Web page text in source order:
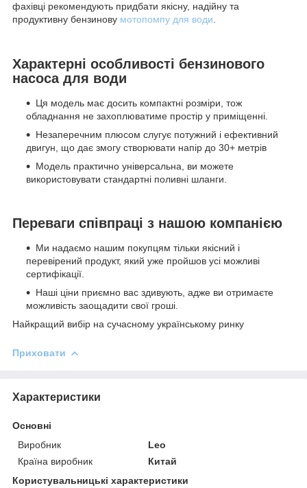
фахівці рекомендують придбати якісну, надійну та
продуктивну бензинову мотопомпу для води
Характерні особливості бензинового
насоса для води
Ця модель має досить компактні розміри, тож
обладнання не захоплюватиме простір у приміщенні.
Незаперечним плюсом слугує потужний і ефективний
двигун, що дає змогу створювати напір до 30+ метрів
Модель практично універсальна, ви можете
використовувати стандартні поливні шланги.
Переваги співпраці з нашою компанією
Ми надаємо нашим покупцям тільки якісний і
перевірений продукт, який уже пройшов усі можливі
сертифікації.
Наші ціни приємно вас здивують, адже ви отримаєте
можливість заощадити свої гроші.
Найкращий вибір на сучасному українському ринку
Приховати
Характеристики
Основні
Виробник
Leo
Країна виробник
Китай
Користувальницькі характеристики